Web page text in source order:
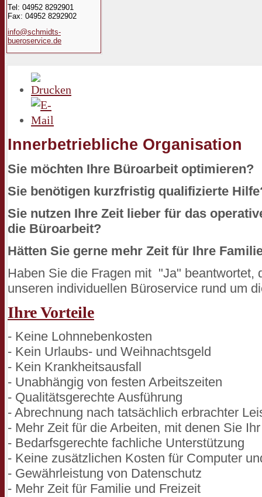
Tel: 04952 8292901
Fax: 04952 8292902
info@schmidts-
bueroservice.de
Innerbetriebliche Organisation
Sie möchten Ihre Büroarbeit optimieren?
Sie benötigen kurzfristig qualifizierte
Sie nutzen Ihre Zeit lieber für das
die Büroarbeit?
Hätten Sie gerne mehr Zeit für Ihre
Haben Sie die Fragen mit "Ja" beantwortet,
unseren individuellen Büroservice rund um
Ihre Vorteile
- Keine Lohnnebenkosten
- Kein Urlaubs- und Weihnachtsgeld
- Kein Krankheitsausfall
- Unabhängig von festen Arbeitszeiten
- Qualitätsgerechte Ausführung
- Abrechnung nach tatsächlich erbrachter
- Mehr Zeit für die Arbeiten, mit denen Sie
- Bedarfsgerechte fachliche Unterstützung
- Keine zusätzlichen Kosten für Computer
- Gewährleistung von Datenschutz
- Mehr Zeit für Familie und Freizeit